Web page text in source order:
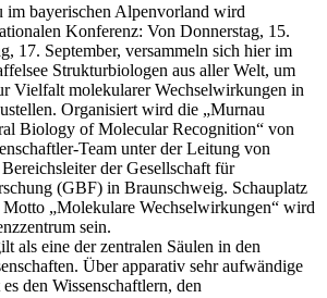
im bayerischen Alpenvorland wird
Konferenz: Von Donnerstag, 15.
17. September, versammeln sich hier im
Strukturbiologen aus aller Welt, um
Vielfalt molekularer Wechselwirkungen in
Organisiert wird die „Murnau
Biology of Molecular Recognition“ von
Team unter der Leitung von
der Gesellschaft für
(GBF) in Braunschweig. Schauplatz
Motto „Molekulare Wechselwirkungen“ wird
sein.
als eine der zentralen Säulen in den
Über apparativ sehr aufwändige
den Wissenschaftlern, den